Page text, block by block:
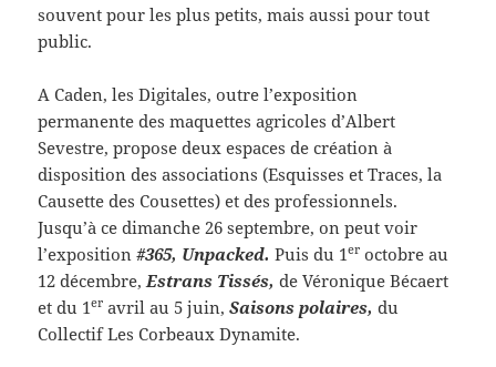
souvent pour les plus petits, mais aussi pour tout
public.
A Caden, les Digitales, outre l’exposition
permanente des maquettes agricoles d’Albert
Sevestre, propose deux espaces de création à
disposition des associations (Esquisses et Traces, la
Causette des Cousettes) et des professionnels.
Jusqu’à ce dimanche 26 septembre, on peut voir
l’exposition#365, Unpacked. Puis du 1er octobre au
12 décembre, Estrans Tissés, de Véronique Bécaert
et du 1er avril au 5 juin,Saisons polaires, du
Collectif Les Corbeaux Dynamite.